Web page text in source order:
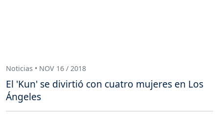
Noticias • NOV 16 / 2018
El 'Kun' se divirtió con cuatro mujeres en Los
Ángeles